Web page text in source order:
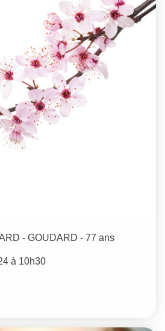
- GOUDARD - 77 ans
à 10h30